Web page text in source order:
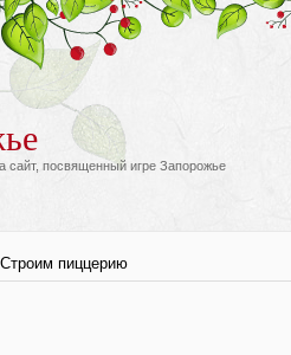
сайт, посвященный игре Запорожье
пиццерию